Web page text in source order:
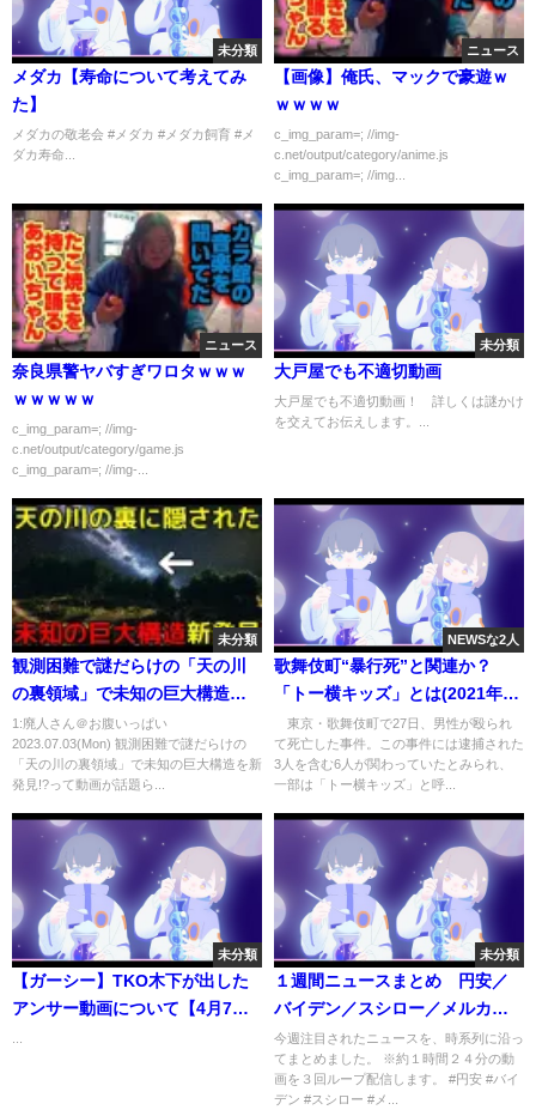
未分類
メダカ【寿命について考えてみ
た】
メダカの敬老会 #メダカ #メダカ飼育 #メ
ダカ寿命...
ニュース
【画像】俺氏、マックで豪遊ｗ
ｗｗｗｗ
c_img_param=; //img-
c.net/output/category/anime.js
c_img_param=; //img...
ニュース
奈良県警ヤバすぎワロタｗｗｗ
ｗｗｗｗｗ
c_img_param=; //img-
c.net/output/category/game.js
c_img_param=; //img-...
未分類
大戸屋でも不適切動画
大戸屋でも不適切動画！ 詳しくは謎かけ
を交えてお伝えします。...
未分類
観測困難で謎だらけの「天の川
の裏領域」で未知の巨大構造を
新発見!?
1:廃人さん＠お腹いっぱい
2023.07.03(Mon) 観測困難で謎だらけの
「天の川の裏領域」で未知の巨大構造を新
発見!?って動画が話題ら...
NEWSな2人
歌舞伎町“暴行死”と関連か？
「トー横キッズ」とは(2021年11
月29日)
東京・歌舞伎町で27日、男性が殴られ
て死亡した事件。この事件には逮捕された
3人を含む6人が関わっていたとみられ、
一部は「トー横キッズ」と呼...
未分類
【ガーシー】TKO木下が出した
アンサー動画について【4月7日
未分類
１週間ニュースまとめ 円安／
バイデン／スシロー／メルカリ
／ウクライナ／北朝鮮／ミサイ
ル／骨太 ほか【2022年6月6日
（月）～10日（金）】
今週注目されたニュースを、時系列に沿っ
てまとめました。 ※約１時間２４分の動
画を３回ループ配信します。 #円安 #バイ
デン #スシロー #メ...